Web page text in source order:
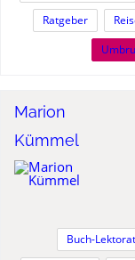
Ratgeber
Marion
Kümmel
Buch-Lektorat